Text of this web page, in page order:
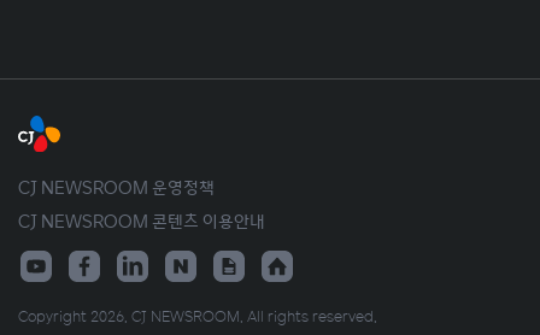
CJ NEWSROOM 운영정책
CJ NEWSROOM 콘텐츠 이용안내
Copyright 2026. CJ NEWSROOM. All rights reserved.